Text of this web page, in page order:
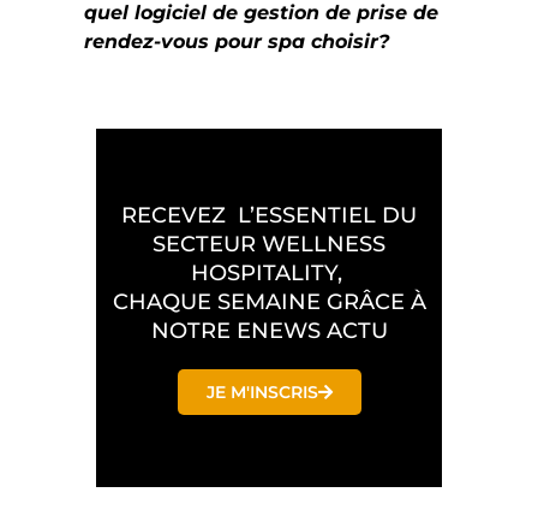
quel logiciel de gestion de prise de
rendez-vous pour spa choisir?
RECEVEZ L’ESSENTIEL DU
SECTEUR WELLNESS
HOSPITALITY,
CHAQUE SEMAINE GRÂCE À
NOTRE ENEWS ACTU
JE M'INSCRIS